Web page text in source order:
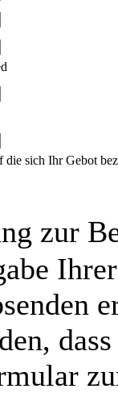
die sich Ihr Gebot
zur